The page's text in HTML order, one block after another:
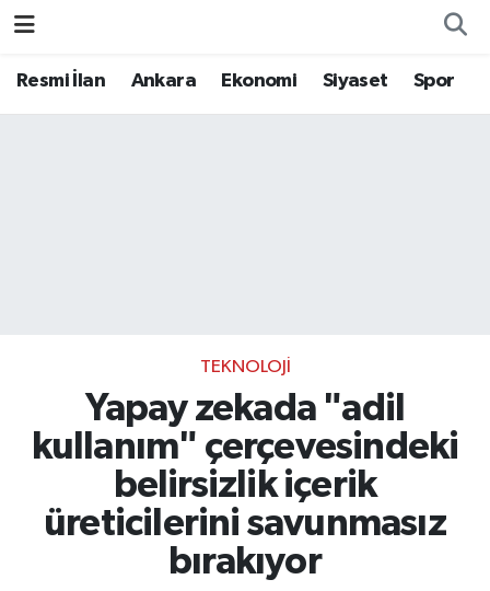
Resmi İlan Ankara Ekonomi Siyaset Spor
TEKNOLOJI
Yapay zekada "adil
kullanım" çerçevesindeki
belirsizlik içerik
üreticilerini savunmasız
bırakıyor